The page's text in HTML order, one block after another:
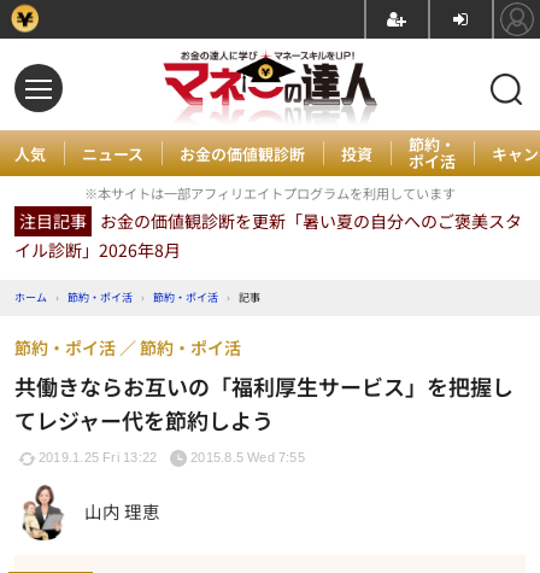
人気 ニュース お金の価値観診断 投資 節約・
ポイ活 キャ
※本サイトは一部アフィリエイトプログラムを利用しています
注目記事 お金の価値観診断を更新「暑い夏の自分へのご褒美スタ
イル診断」2026年8月
ホーム › 節約・ポイ活 › 節約・ポイ活 › 記事
共働きならお互いの「福利厚生サービス」を把握し
てレジャー代を節約しよう
節約・ポイ活 節約・ポイ活
2019.1.25 Fri 13:22 2015.8.5 Wed 7:55
山内 理恵